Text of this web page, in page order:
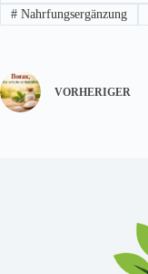
#Nahrfungsergänzung
VORHERIGER